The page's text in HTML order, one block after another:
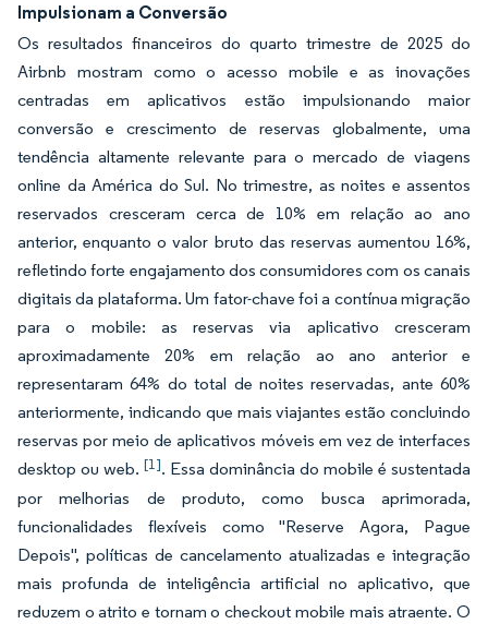
Impulsionam a Conversão
Os resultados financeiros do quarto trimestre de 2025 do
Airbnb mostram como o acesso mobile e as inovações
centradas em aplicativos estão impulsionando maior
conversão e crescimento de reservas globalmente, uma
tendência altamente relevante para o mercado de viagens
online da América do Sul. No trimestre, as noites e assentos
reservados cresceram cerca de 10% em relação ao ano
anterior, enquanto o valor bruto das reservas aumentou 16%,
refletindo forte engajamento dos consumidores com os canais
digitais da plataforma. Um fator-chave foi a contínua migração
para o mobile: as reservas via aplicativo cresceram
aproximadamente 20% em relação ao ano anterior e
representaram 64% do total de noites reservadas, ante 60%
anteriormente, indicando que mais viajantes estão concluindo
reservas por meio de aplicativos móveis em vez de interfaces
desktop ou web. [1]. Essa dominância do mobile é sustentada
por melhorias de produto, como busca aprimorada,
funcionalidades flexíveis como "Reserve Agora, Pague
Depois", políticas de cancelamento atualizadas e integração
mais profunda de inteligência artificial no aplicativo, que
reduzem o atrito e tornam o checkout mobile mais atraente. O